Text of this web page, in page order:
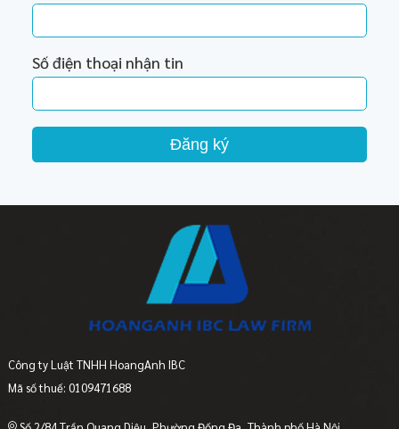
Số điện thoại nhận tin
Đăng ký
Công ty Luật TNHH HoangAnh IBC
Mã số thuế: 0109471688